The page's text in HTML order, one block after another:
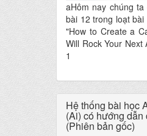
aHôm nay chúng
bài 12 trong loạt
"How to Create a
Will Rock Your Next
1
Hệ thống bài học
(Ai) có hướng dẫn
(Phiên bản gốc)